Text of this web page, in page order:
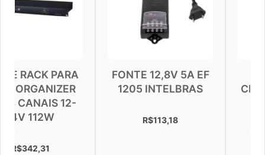
PARA
12-
FONTE 12,8V 5A EF
1205 INTELBRAS
CHAVEADA